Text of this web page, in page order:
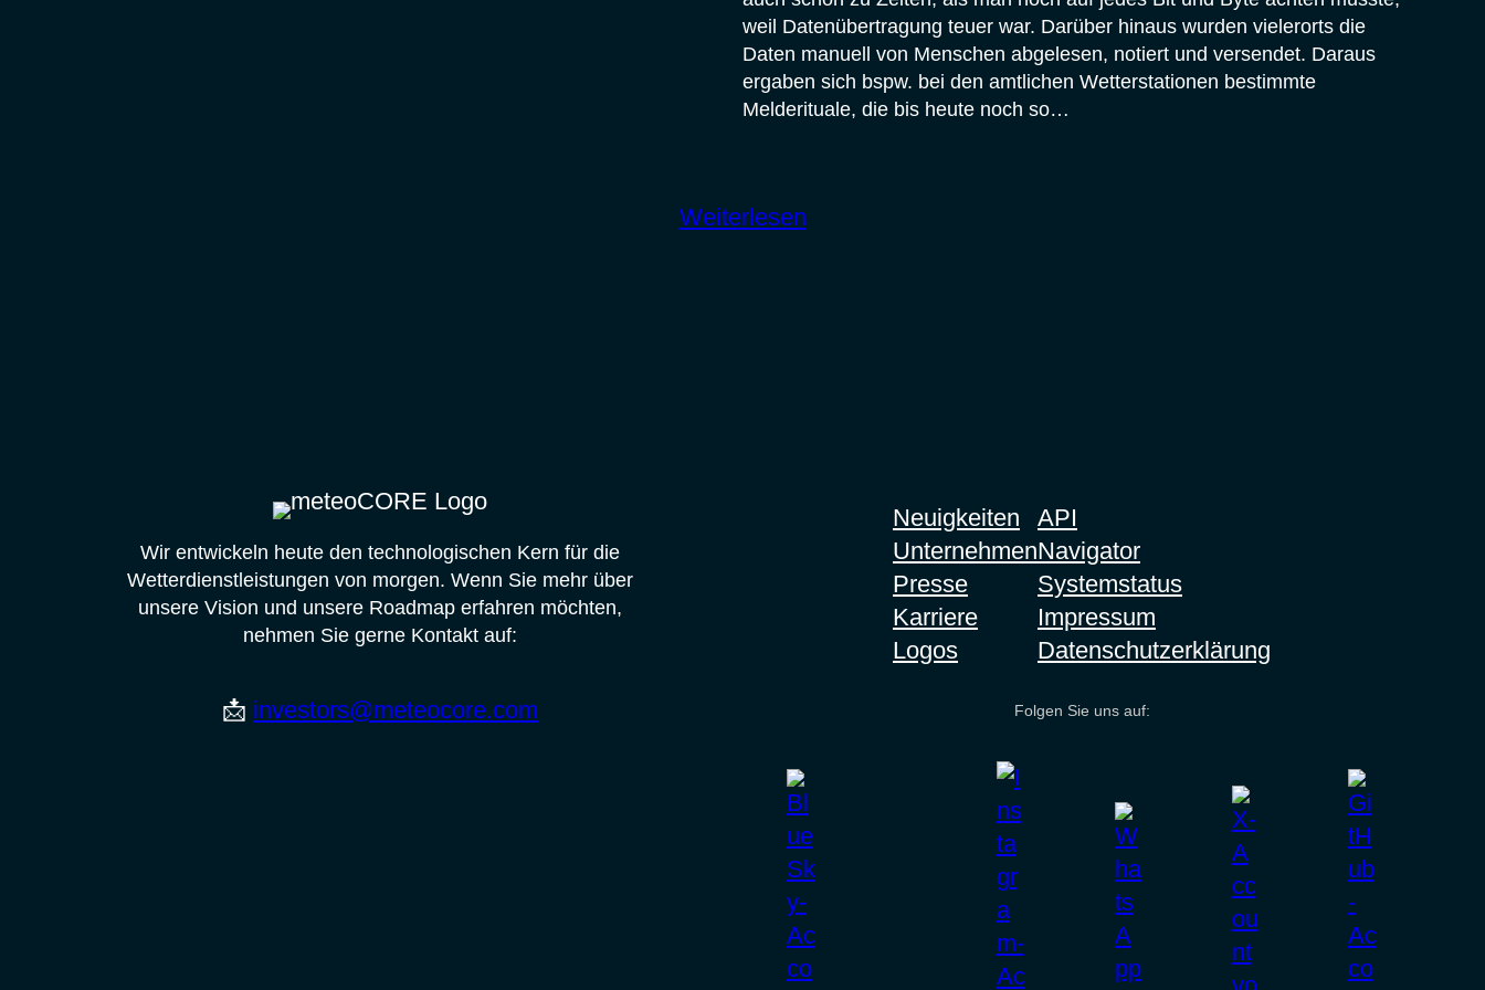
weil Datenübertragung teuer war. Darüber hinaus wurden vielerorts die
Daten manuell von Menschen abgelesen, notiert und versendet. Daraus
ergaben sich bspw. bei den amtlichen Wetterstationen bestimmte
Melderituale, die bis heute noch so…
Weiterlesen:
Wir entwickeln heute den technologischen Kern für die
Wetterdienstleistungen von morgen. Wenn Sie mehr über
unsere Vision und unsere Roadmap erfahren möchten,
nehmen Sie gerne Kontakt auf:
📩 investors@meteocore.com
Neuigkeiten
Unternehmen
Presse
Karriere
Logos
API
Navigator
Systemstatus
Impressum
Datenschutzerklärung
Folgen Sie uns auf: